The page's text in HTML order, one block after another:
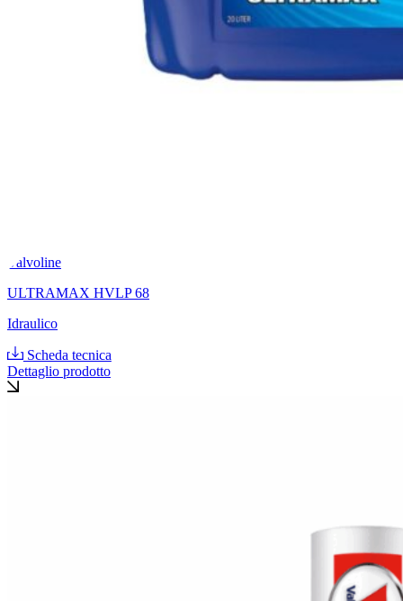
Valvoline
ULTRAMAX HVLP 68
Idraulico
Scheda tecnica
Dettaglio prodotto